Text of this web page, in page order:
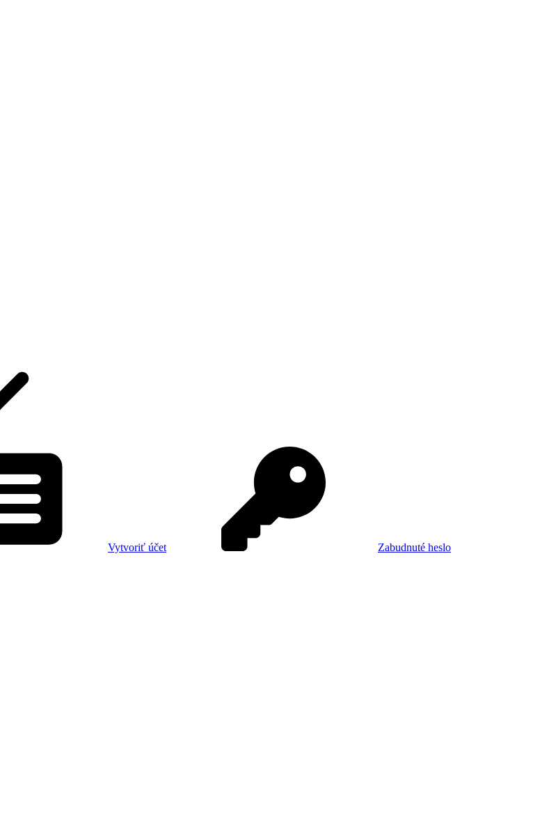
Vytvoriť účet Zabudnuté heslo